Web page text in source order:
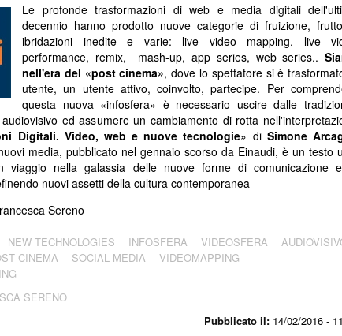
Pubblicato il: 14/02/2016 -
Le profonde trasformazioni di web e media digitali
decennio hanno prodotto nuove categorie di fruizione,
ibridazioni inedite e varie: live video mapping, live
performance, remix, mash-up, app series, web series..
nell'era del «post cinema», dove lo spettatore si è
utente, un utente attivo, coinvolto, partecipe. Per
questa nuova «infosfera» è necessario uscire dalle
ed assumere un cambiamento di rotta
Digitali. Video, web e nuove tecnologie» di Simone
media, pubblicato nel gennaio scorso da Einaudi, è un testo
viaggio nella galassia delle nuove forme di comunicazione
nuovi assetti della cultura contemporanea
Sereno
NEW TECHNOLOGIES INFOSFERA VIDEOSFERA
CINEMA SOCIAL MEDIA
VIDEOMAPPING
SERENO